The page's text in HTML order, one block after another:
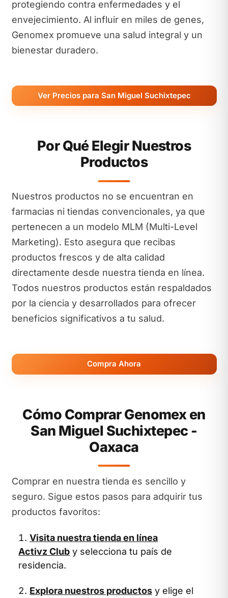
protegiendo contra enfermedades y el
envejecimiento. Al influir en miles de genes,
Genomex promueve una salud integral y un
bienestar duradero.
Ver Precios para San Miguel Suchixtepec
Por Qué Elegir Nuestros
Productos
Nuestros productos no se encuentran en
farmacias ni tiendas convencionales, ya que
pertenecen a un modelo MLM (Multi-Level
Marketing). Esto asegura que recibas
productos frescos y de alta calidad
directamente desde nuestra tienda en línea.
Todos nuestros productos están respaldados
por la ciencia y desarrollados para ofrecer
beneficios significativos a tu salud.
Compra Ahora
Cómo Comprar Genomex en
San Miguel Suchixtepec -
Oaxaca
Comprar en nuestra tienda es sencillo y
seguro. Sigue estos pasos para adquirir tus
productos favoritos:
Visita nuestra tienda en línea
Activz Club y selecciona tu país de
residencia.
Explora nuestros productos y elige el